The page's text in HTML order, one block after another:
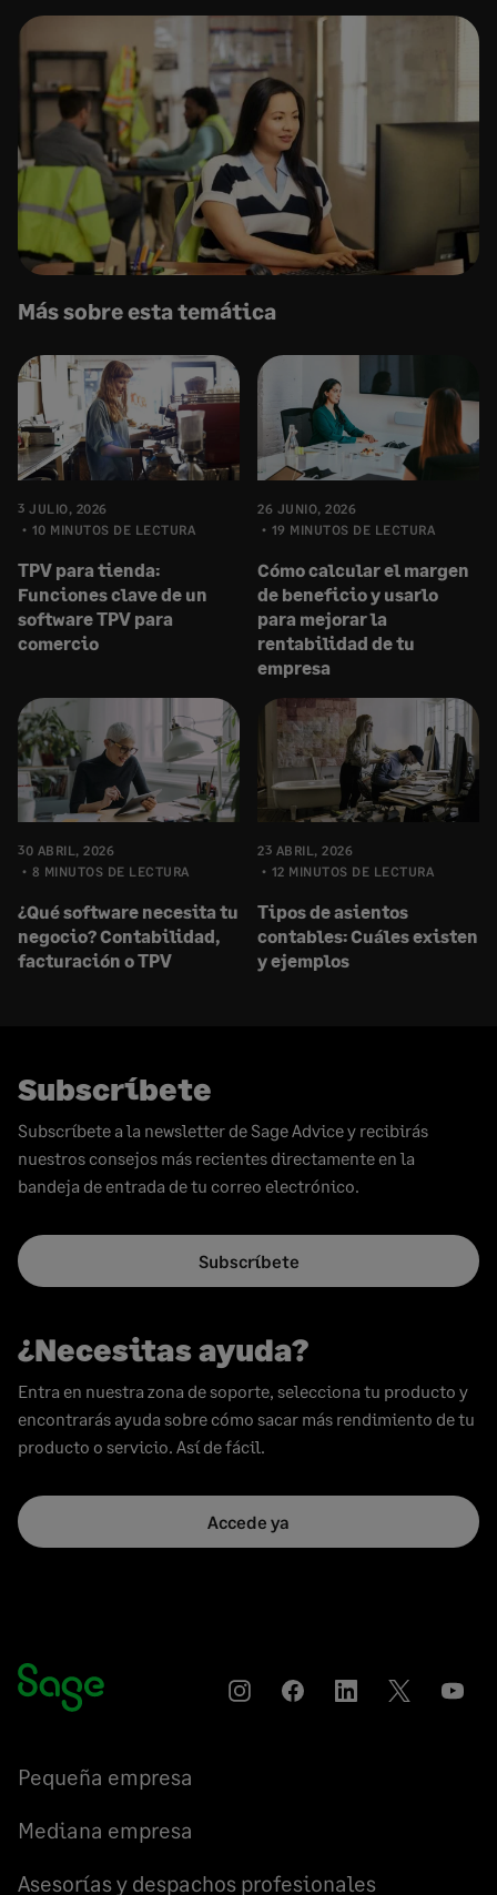
Más sobre esta temática
3 JULIO, 2026
10 MINUTOS DE LECTURA
TPV para tienda:
Funciones clave de un
software TPV para
comercio
26 JUNIO, 2026
19 MINUTOS DE LECTURA
Cómo calcular el margen
de beneficio y usarlo
para mejorar la
rentabilidad de tu
empresa
30 ABRIL, 2026
8 MINUTOS DE LECTURA
¿Qué software necesita tu
negocio? Contabilidad,
facturación o TPV
23 ABRIL, 2026
12 MINUTOS DE LECTURA
Tipos de asientos
contables: Cuáles existen
y ejemplos
Subscríbete
Subscríbete a la newsletter de Sage Advice y recibirás
nuestros consejos más recientes directamente en la
bandeja de entrada de tu correo electrónico.
Subscríbete
¿Necesitas ayuda?
Entra en nuestra zona de soporte, selecciona tu producto y
encontrarás ayuda sobre cómo sacar más rendimiento de tu
producto o servicio. Así de fácil.
Accede ya
InstagramCompartirCompartirCompartir
Pequeña empresa
Mediana empresa
Asesorías y despachos profesionales